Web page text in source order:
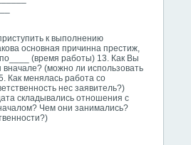
к выполнению
основная причинна престиж,
(время работы) 13. Как Вы
(можно ли использовать
Как менялась работа со
нес заявитель?)
складывались отношения с
Чем они занимались?